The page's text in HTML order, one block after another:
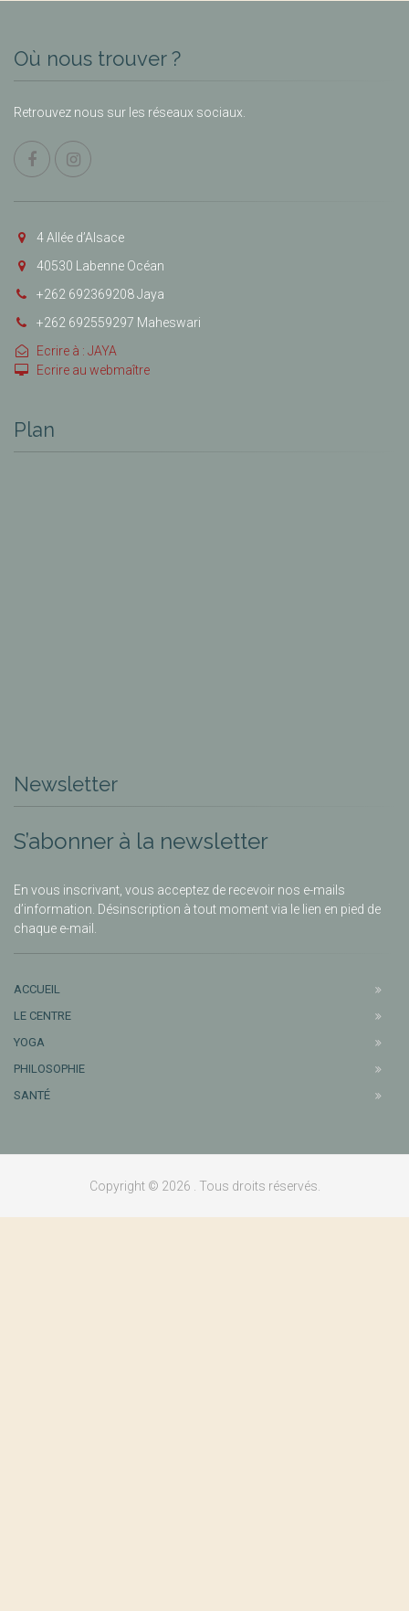
Où nous trouver ?
Retrouvez nous sur les réseaux sociaux.
4 Allée d’Alsace
40530 Labenne Océan
+262 692369208 Jaya
+262 692559297 Maheswari
Ecrire à : JAYA
Ecrire au webmaître
Plan
Newsletter
S’abonner à la newsletter
En vous inscrivant, vous acceptez de recevoir nos e-mails
d’information. Désinscription à tout moment via le lien en pied de
chaque e-mail.
ACCUEIL
LE CENTRE
YOGA
PHILOSOPHIE
SANTÉ
Copyright © 2026 . Tous droits réservés.